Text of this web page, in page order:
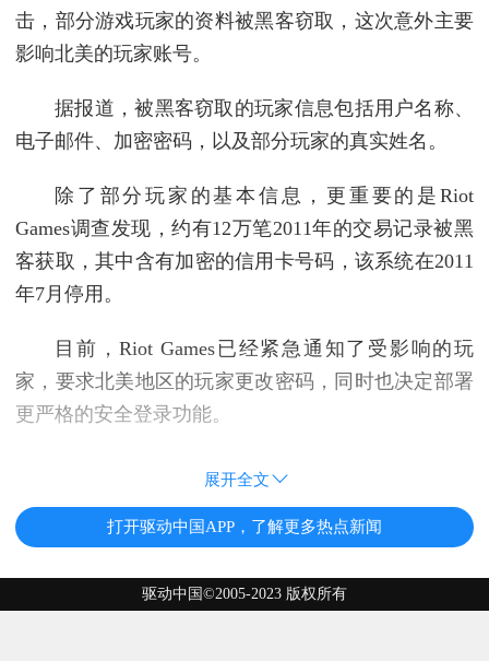
击，部分游戏玩家的资料被黑客窃取，这次意外主要
影响北美的玩家账号。
据报道，被黑客窃取的玩家信息包括用户名称、
电子邮件、加密密码，以及部分玩家的真实姓名。
除了部分玩家的基本信息，更重要的是Riot
Games调查发现，约有12万笔2011年的交易记录被黑
客获取，其中含有加密的信用卡号码，该系统在2011
年7月停用。
目前，Riot Games已经紧急通知了受影响的玩
家，要求北美地区的玩家更改密码，同时也决定部署
更严格的安全登录功能。
展开全文
打开驱动中国APP，了解更多热点新闻
驱动中国©2005-2023 版权所有